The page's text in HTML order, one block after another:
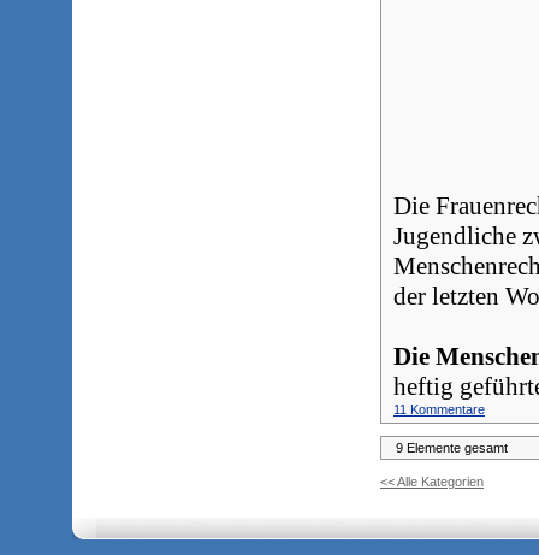
Die
Jugendliche
der letzten
Die
heftig
11 Kommentare
9 Elemente gesamt
<< Alle Kategorien